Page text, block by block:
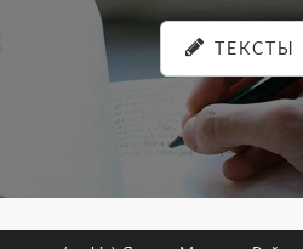
ТЕКСТЫ